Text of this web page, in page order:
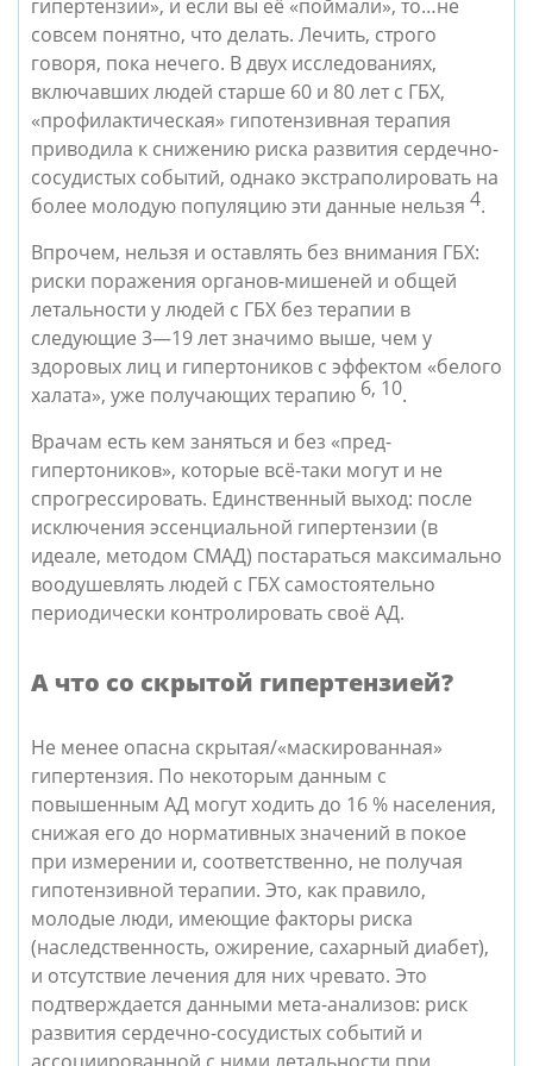
гипертензии», и если вы её «поймали», то…не
совсем понятно, что делать. Лечить, строго
говоря, пока нечего. В двух исследованиях,
включавших людей старше 60 и 80 лет с ГБХ,
«профилактическая» гипотензивная терапия
приводила к снижению риска развития сердечно-
сосудистых событий, однако экстраполировать на
более молодую популяцию эти данные нельзя 4.
Впрочем, нельзя и оставлять без внимания ГБХ:
риски поражения органов-мишеней и общей
летальности у людей с ГБХ без терапии в
следующие 3—19 лет значимо выше, чем у
здоровых лиц и гипертоников с эффектом «белого
халата», уже получающих терапию 6, 10.
Врачам есть кем заняться и без «пред-
гипертоников», которые всё-таки могут и не
спрогрессировать. Единственный выход: после
исключения эссенциальной гипертензии (в
идеале, методом СМАД) постараться максимально
воодушевлять людей с ГБХ самостоятельно
периодически контролировать своё АД.
А что со скрытой гипертензией?
Не менее опасна скрытая/«маскированная»
гипертензия. По некоторым данным с
повышенным АД могут ходить до 16 % населения,
снижая его до нормативных значений в покое
при измерении и, соответственно, не получая
гипотензивной терапии. Это, как правило,
молодые люди, имеющие факторы риска
(наследственность, ожирение, сахарный диабет),
и отсутствие лечения для них чревато. Это
подтверждается данными мета-анализов: риск
развития сердечно-сосудистых событий и